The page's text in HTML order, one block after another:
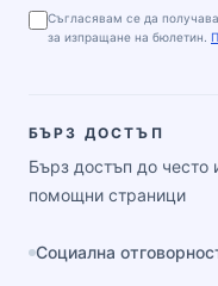
Съгласявам се да
за изпращане на бюлетин.
БЪРЗ ДОСТЪП
Бърз достъп до често
помощни страници
Социална